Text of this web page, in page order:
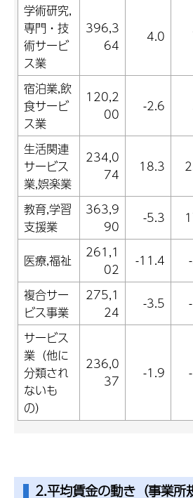
学術研究,
専門・技
術サービ
ス業
396,3
64
4.0
宿泊業,飲
食サービ
ス業
120,2
00
-2.6
生活関連
サービス
業,娯楽業
234,0
74
18.3
教育,学習
支援業
363,9
90
-5.3
医療,福祉
261,1
02
-11.4
複合サー
ビス事業
275,1
24
-3.5
サービス
業（他に
分類され
ないも
の）
236,0
37
-1.9
2.平均賃金の動き（事業所